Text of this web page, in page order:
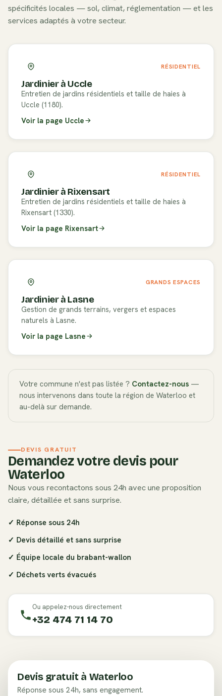
spécificités locales — sol, climat, réglementation — et les
services adaptés à votre secteur.
RÉSIDENTIEL
Jardinier à Uccle
Entretien de jardins résidentiels et taille de haies à
Uccle (1180).
Voir la page Uccle
RÉSIDENTIEL
Jardinier à Rixensart
Entretien de jardins résidentiels et taille de haies à
Rixensart (1330).
Voir la page Rixensart
GRANDS ESPACES
Jardinier à Lasne
Gestion de grands terrains, vergers et espaces
naturels à Lasne.
Voir la page Lasne
Votre commune n'est pas listée ? Contactez-nous —
nous intervenons dans toute la région de Waterloo et
au-delà sur demande.
DEVIS GRATUIT
Demandez votre devis pour
Waterloo
Nous vous recontactons sous 24h avec une proposition
claire, détaillée et sans surprise.
✓ Réponse sous 24h
✓ Devis détaillé et sans surprise
✓ Équipe locale du brabant-wallon
✓ Déchets verts évacués
Ou appelez-nous directement
+32 474 71 14 70
Devis gratuit à Waterloo
Réponse sous 24h, sans engagement.